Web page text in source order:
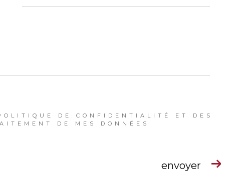
DE CONFIDENTIALITÉ ET DES
DE MES DONNÉES
envoyer